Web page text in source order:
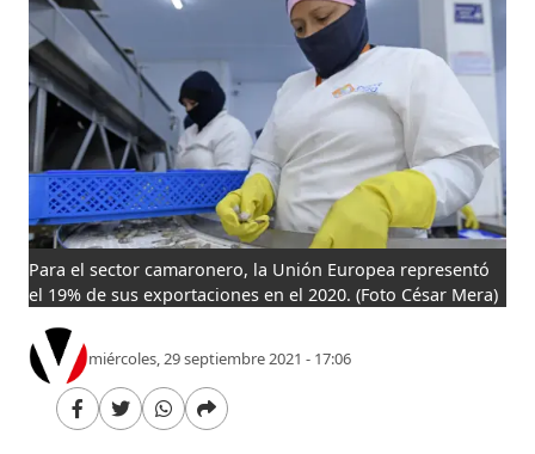
Para el sector camaronero, la Unión Europea representó
el 19% de sus exportaciones en el 2020. (Foto César Mera)
miércoles, 29 septiembre 2021 - 17:06